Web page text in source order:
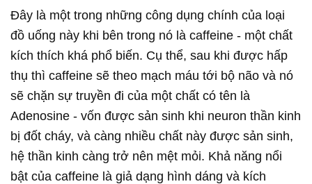
Đây là một trong những công dụng chính của loại
đồ uống này khi bên trong nó là caffeine - một chất
kích thích khá phổ biến. Cụ thể, sau khi được hấp
thụ thì caffeine sẽ theo mạch máu tới bộ não và nó
sẽ chặn sự truyền đi của một chất có tên là
Adenosine - vốn được sản sinh khi neuron thần kinh
bị đốt cháy, và càng nhiều chất này được sản sinh,
hệ thần kinh càng trở nên mệt mỏi. Khả năng nổi
bật của caffeine là giả dạng hình dáng và kích